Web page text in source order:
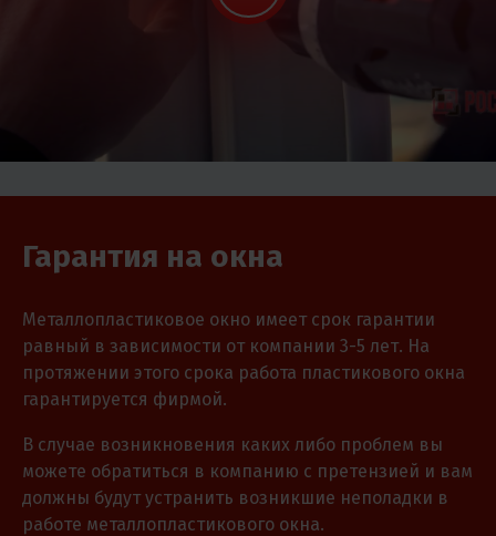
Гарантия на окна
Металлопластиковое окно имеет срок гарантии
равный в зависимости от компании 3-5 лет. На
протяжении этого срока работа пластикового окна
гарантируется фирмой.
В случае возникновения каких либо проблем вы
можете обратиться в компанию с претензией и вам
должны будут устранить возникшие неполадки в
работе металлопластикового окна.